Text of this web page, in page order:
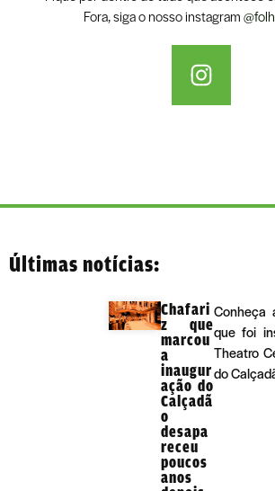
Fora, siga o nosso instagram
Últimas notícias:
Chafari
z que
marcou
a
inaugur
ação do
Calçadã
o
desapa
receu
poucos
anos
Conheça
que foi
Theatro
do